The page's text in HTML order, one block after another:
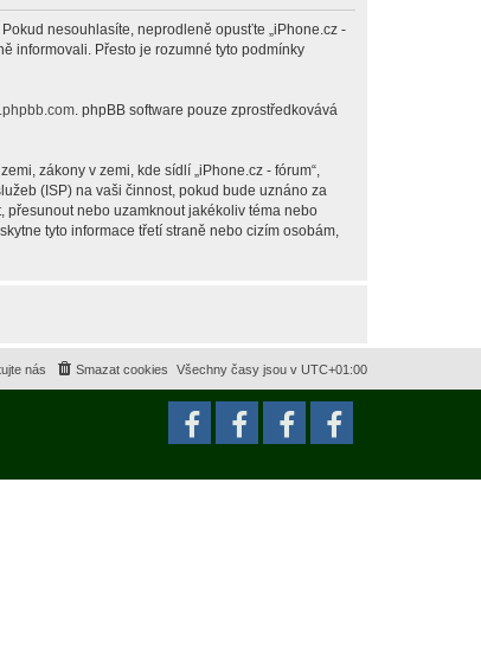
Pokud nesouhlasíte, neprodleně opusťte „iPhone.cz -
informovali. Přesto je rozumné tyto podmínky
. phpBB software pouze zprostředkovává
zákony v zemi, kde sídlí „iPhone.cz - fórum“,
(ISP) na vaši činnost, pokud bude uznáno za
přesunout nebo uzamknout jakékoliv téma nebo
tyto informace třetí straně nebo cizím osobám,
Všechny časy jsou v UTC+01:00
Smazat cookies
nás